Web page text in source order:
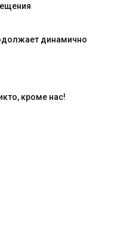
динамично
кроме нас!